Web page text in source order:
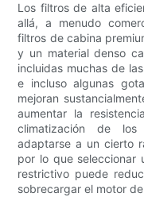
Los filtros de alta
allá, a menudo
filtros de cabina
y un material denso
incluidas muchas de
e incluso algunas
mejoran
aumentar la
climatización de los
adaptarse a un cierto
por lo que seleccionar
restrictivo puede
sobrecargar el motor